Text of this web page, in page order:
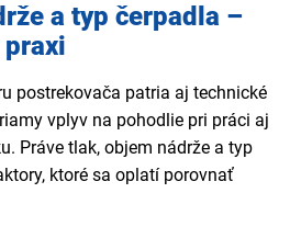
a typ čerpadla –
praxi
postrekovača patria aj technické
vplyv na pohodlie pri práci aj
Práve tlak, objem nádrže a typ
ktoré sa oplatí porovnať